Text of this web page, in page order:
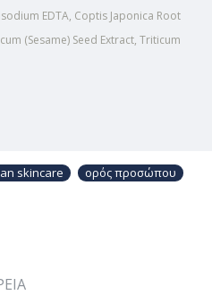
EDTA, Coptis Japonica Root
(Sesame) Seed Extract, Triticum
skincare
ορός προσώπου